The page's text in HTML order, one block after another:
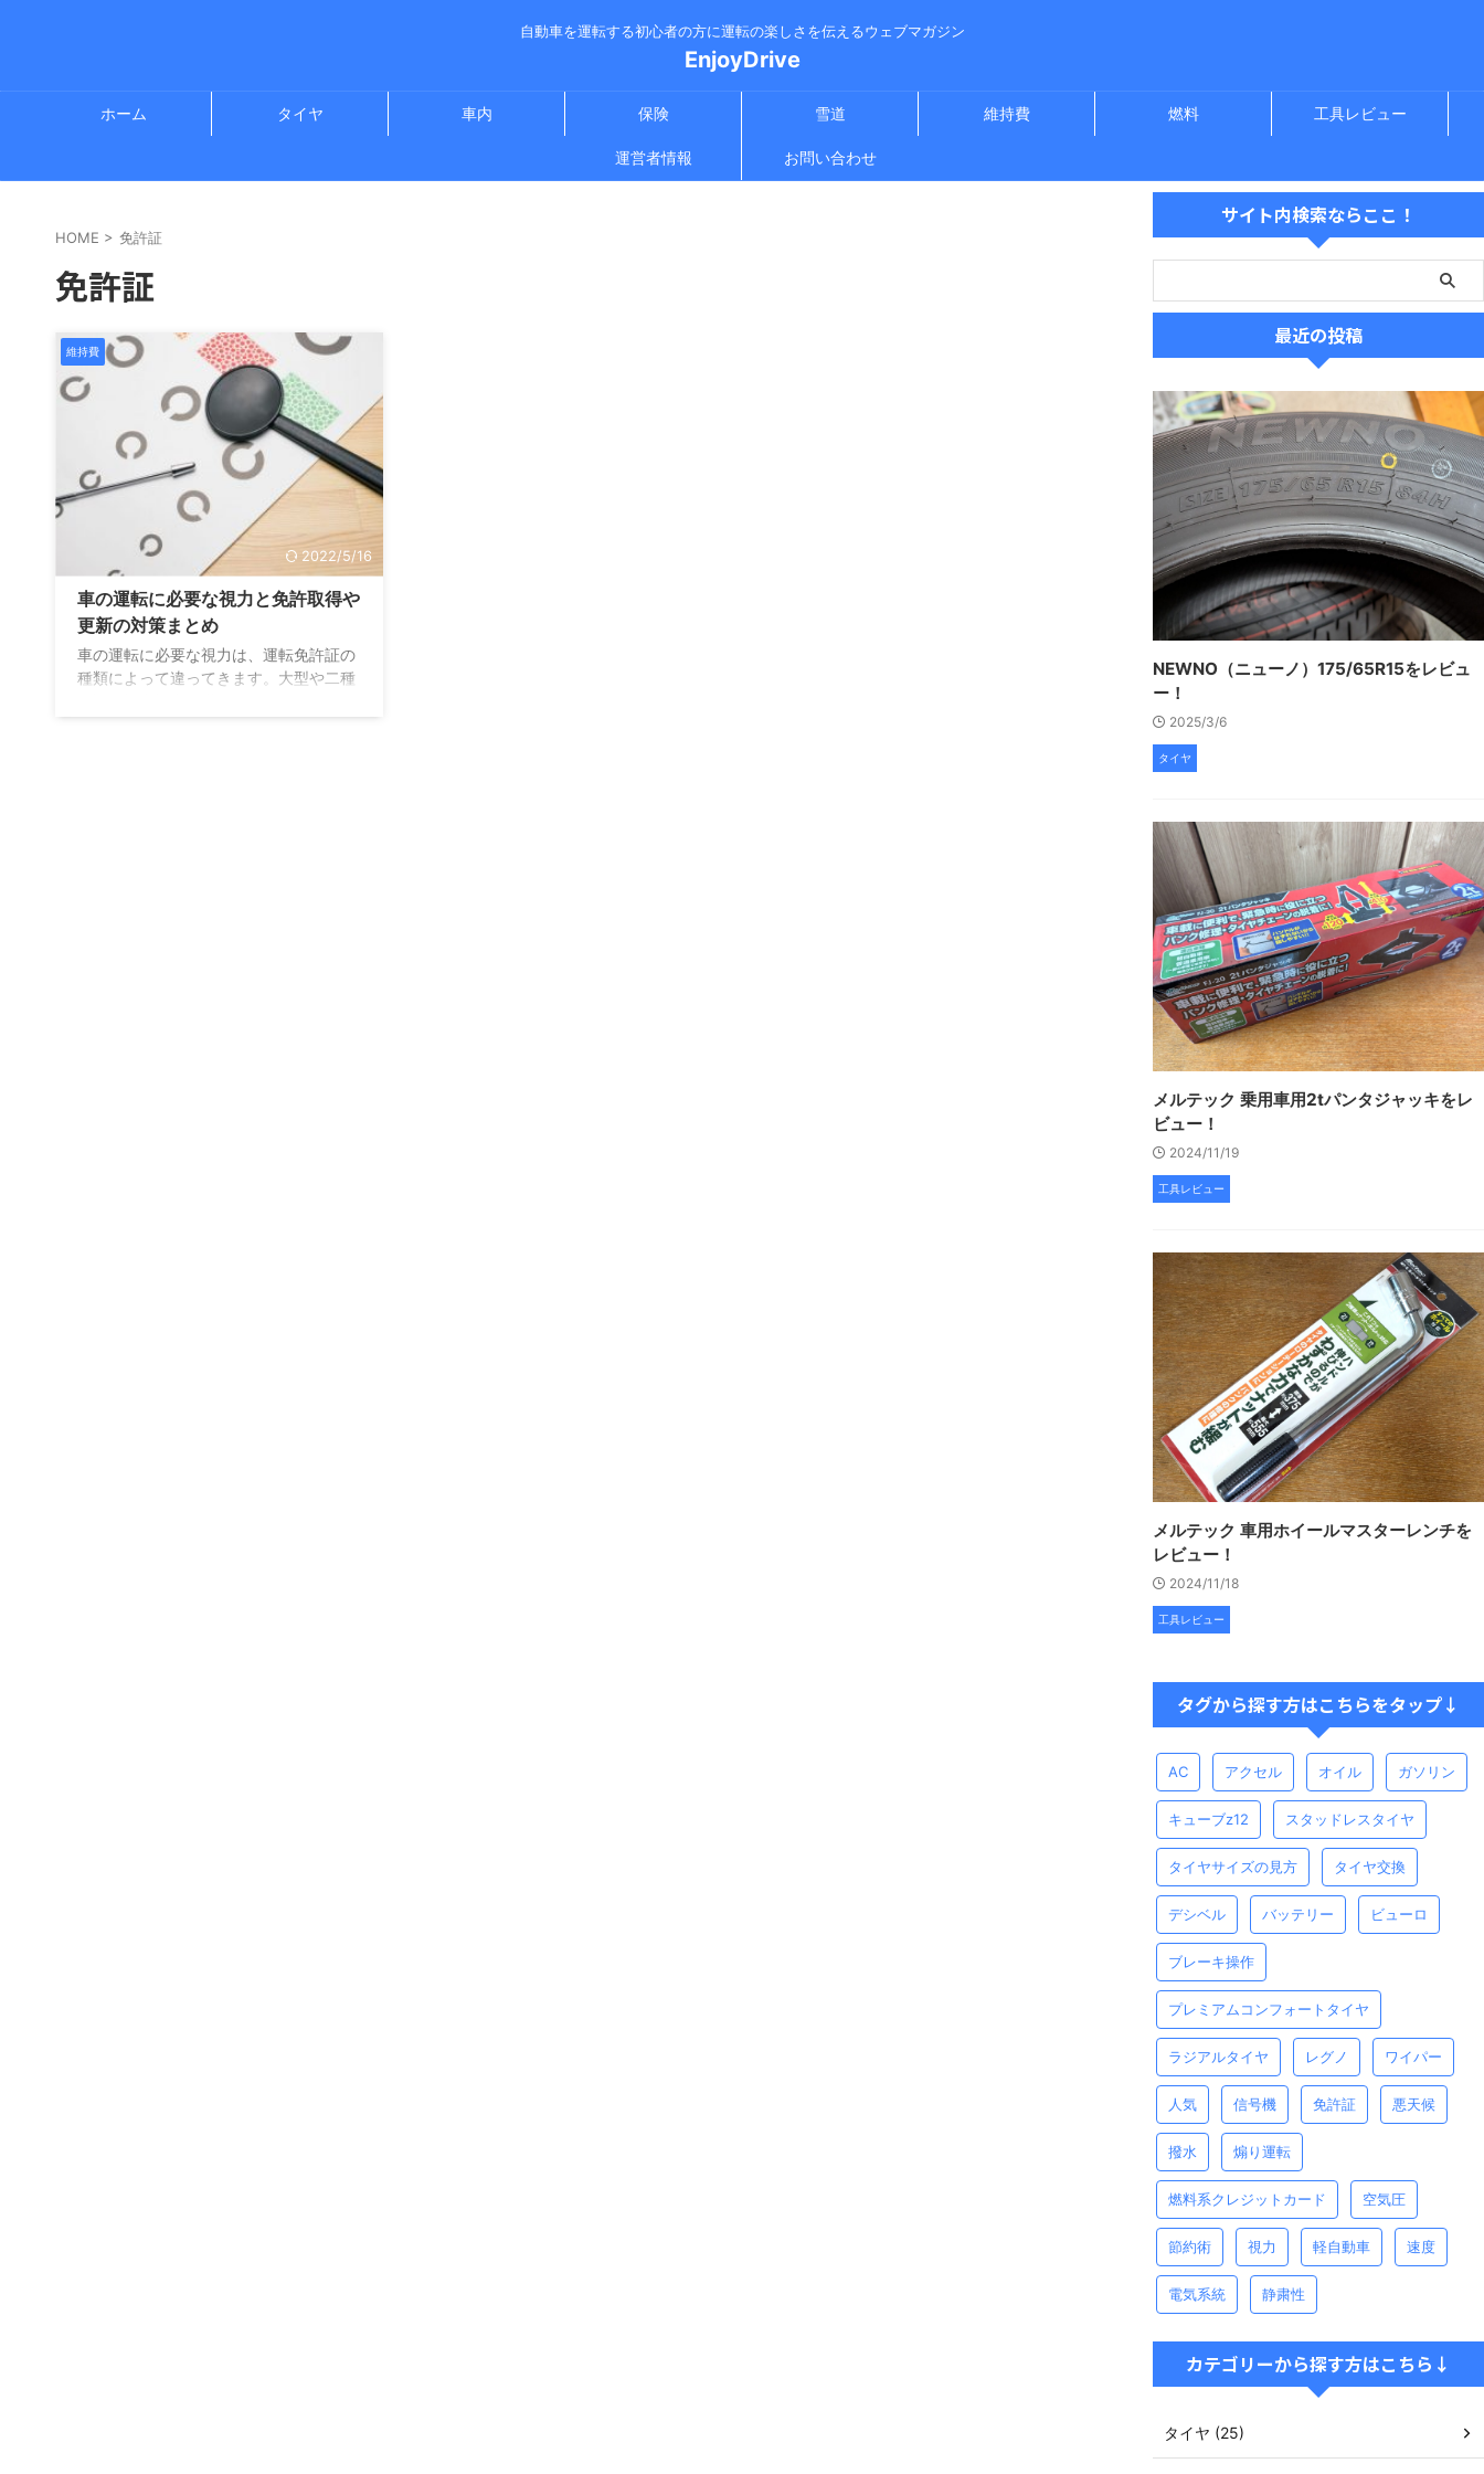
自動車を運転する初心者の方に運転の楽しさを伝えるウェブマガジン
EnjoyDrive
ホーム タイヤ 車内 保険 雪道 維持費 燃料 工具レビュー
運営者情報 お問い合わせ
HOME > 免許証
免許証
維持費
2022/5/16
車の運転に必要な視力と免許取得や
更新の対策まとめ
車の運転に必要な視力は、運転免許証の
種類によって違ってきます。大型や二種
サイト内検索ならここ！
最近の投稿
NEWNO（ニューノ）175/65R15をレビュ
ー！
2025/3/6
タイヤ
メルテック 乗用車用2tパンタジャッキをレ
ビュー！
2024/11/19
工具レビュー
メルテック 車用ホイールマスターレンチを
レビュー！
2024/11/18
工具レビュー
タグから探す方はこちらをタップ↓
AC アクセル オイル ガソリン
キューブz12 スタッドレスタイヤ
タイヤサイズの見方 タイヤ交換
デシベル バッテリー ビューロ
ブレーキ操作
プレミアムコンフォートタイヤ
ラジアルタイヤ レグノ ワイパー
人気 信号機 免許証 悪天候
撥水 煽り運転
燃料系クレジットカード 空気圧
節約術 視力 軽自動車 速度
電気系統 静粛性
カテゴリーから探す方はこちら↓
タイヤ (25)